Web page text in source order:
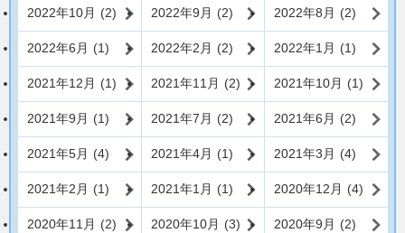
2022年10月 (2) 2022年9月 (2) 2022年8月 (2)
2022年6月 (1) 2022年2月 (2) 2022年1月 (1)
2021年12月 (1) 2021年11月 (2) 2021年10月 (1)
2021年9月 (1) 2021年7月 (2) 2021年6月 (2)
2021年5月 (4) 2021年4月 (1) 2021年3月 (4)
2021年2月 (1) 2021年1月 (1) 2020年12月 (4)
2020年11月 (2) 2020年10月 (3) 2020年9月 (2)